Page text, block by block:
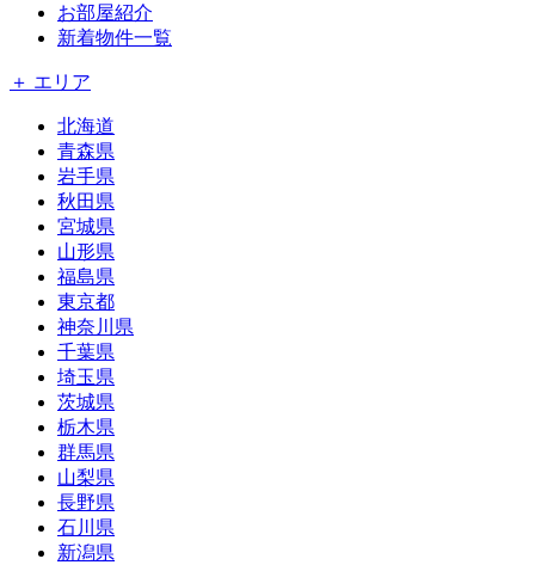
お部屋紹介
新着物件一覧
＋ エリア
北海道
青森県
岩手県
秋田県
宮城県
山形県
福島県
東京都
神奈川県
千葉県
埼玉県
茨城県
栃木県
群馬県
山梨県
長野県
石川県
新潟県